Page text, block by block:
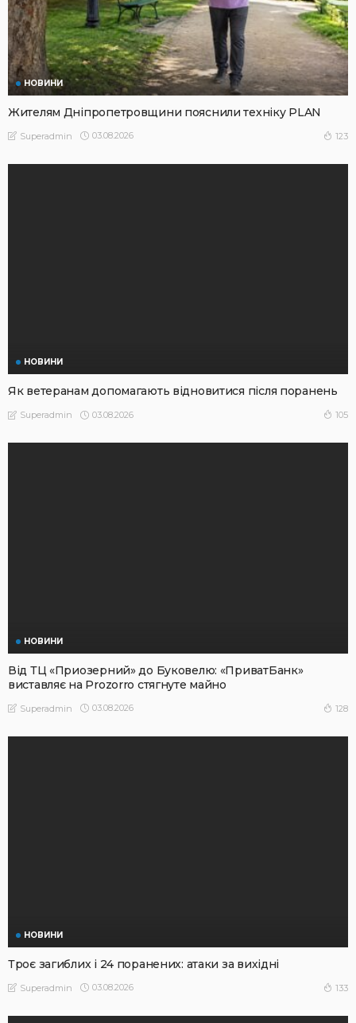
НОВИНИ
Жителям Дніпропетровщини пояснили техніку PLAN
Superadmin 03.08.2026 123
НОВИНИ
Як ветеранам допомагають відновитися після поранень
Superadmin 03.08.2026 105
НОВИНИ
Від ТЦ «Приозерний» до Буковелю: «ПриватБанк»
виставляє на Prozorro стягнуте майно
Superadmin 03.08.2026 128
НОВИНИ
Троє загиблих і 24 поранених: атаки за вихідні
Superadmin 03.08.2026 133